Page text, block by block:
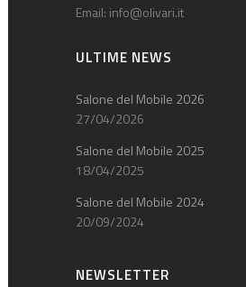
Email: info@olivari.it
ULTIME NEWS
Salone del Mobile 2026
27/04/2026
Salone del Mobile 2025
18/04/2025
Salone del Mobile 2024
20/09/2024
NEWSLETTER